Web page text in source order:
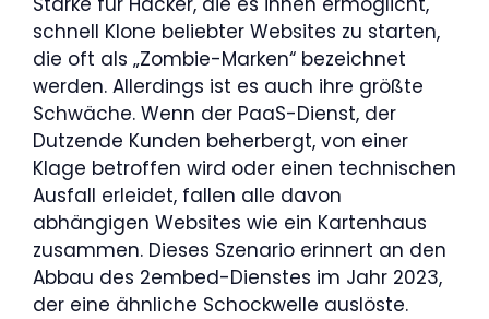
schnell Klone beliebter Websites zu starten,
die oft als „Zombie-Marken“ bezeichnet
werden. Allerdings ist es auch ihre größte
Schwäche. Wenn der PaaS-Dienst, der
Dutzende Kunden beherbergt, von einer
Klage betroffen wird oder einen technischen
Ausfall erleidet, fallen alle davon
abhängigen Websites wie ein Kartenhaus
zusammen. Dieses Szenario erinnert an den
Abbau des 2embed-Dienstes im Jahr 2023,
der eine ähnliche Schockwelle auslöste.